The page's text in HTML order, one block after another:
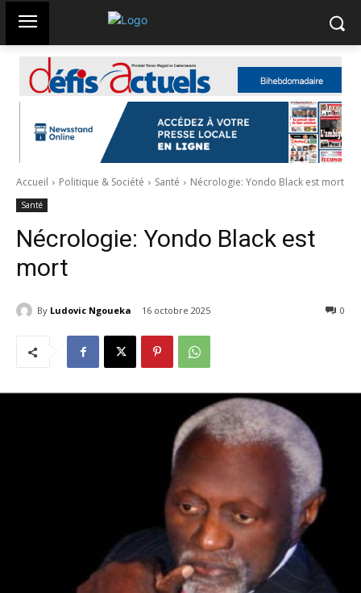
Accueil Politique & Société Santé Nécrologie: Yondo Black est mort
Santé
Nécrologie: Yondo Black est
mort
By Ludovic Ngoueka 16 octobre 2025 0